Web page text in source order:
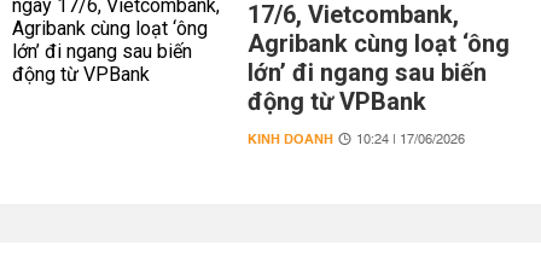
17/6, Vietcombank,
Agribank cùng loạt ‘ông
lớn’ đi ngang sau biến
động từ VPBank
KINH DOANH 10:24 | 17/06/2026